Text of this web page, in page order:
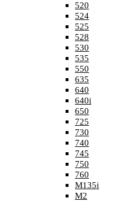
520
524
525
528
530
535
550
635
640
640i
650
725
730
740
745
750
760
M135i
M2